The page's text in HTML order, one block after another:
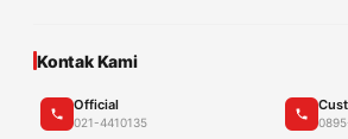
Kontak Kami
Official
021-4410135